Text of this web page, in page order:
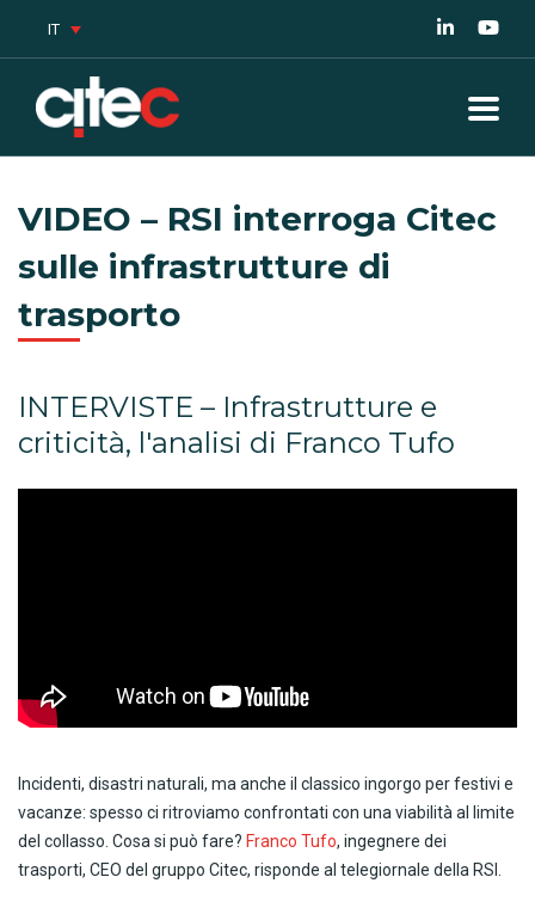
IT
VIDEO – RSI interroga Citec
sulle infrastrutture di
trasporto
INTERVISTE – Infrastrutture e
criticità, l'analisi di Franco Tufo
Incidenti, disastri naturali, ma anche il classico ingorgo per festivi e
vacanze: spesso ci ritroviamo confrontati con una viabilità al limite
del collasso. Cosa si può fare? Franco Tufo, ingegnere dei
trasporti, CEO del gruppo Citec, risponde al telegiornale della RSI.